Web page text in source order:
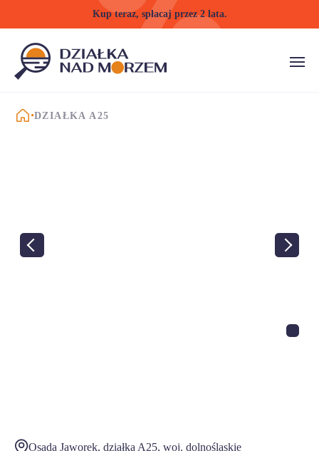
Kup teraz, spłacaj przez 2 lata.
STRONA GŁÓWNA
DZIAŁKA A25
Osada Jaworek, działka A25, woj. dolnośląskie